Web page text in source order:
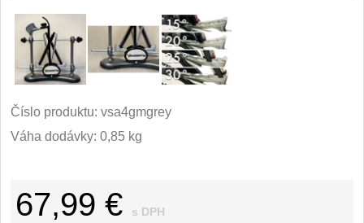
Japonské nože
Príslušenstvo 2
Vreckové 6
Turistické 7
Číslo produktu: vsa4gmgrey
Váha dodávky: 0,85 kg
67,99 € s DPH